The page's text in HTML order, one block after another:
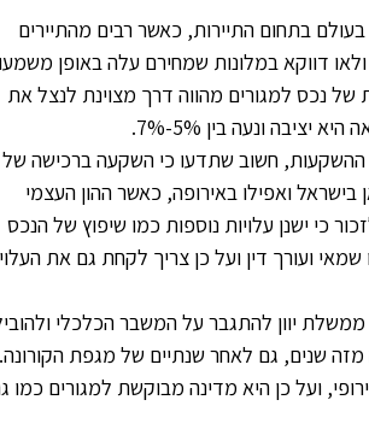
בתחום התיירות, כאשר רבים מהתיירים
דווקא במלונות שמחירם עלה באופן
של נכס למגורים מהווה דרך מצוינת לנצל את
ונעה בין 5%-7%.
ההשקעות, חשוב שתדעו כי השקעה ברכישה של
בישראל ואפילו באירופה, כאשר ההון העצמי
צריך לזכור כי ישנן עלויות נוספות כמו שיפוץ של הנכס
ועורך דין ועל כן צריך לקחת גם את
יוון להתגבר על המשבר הכלכלי
שנים, גם לאחר שנתיים של מגפת הקורונה.
ועל כן היא מדינה מבוקשת למגורים כמו